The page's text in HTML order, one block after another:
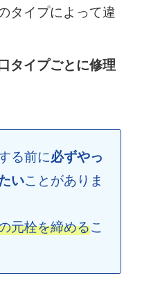
タイプによって違
タイプごとに修理
る前に必ずやっ
いことがありま
元栓を締めるこ